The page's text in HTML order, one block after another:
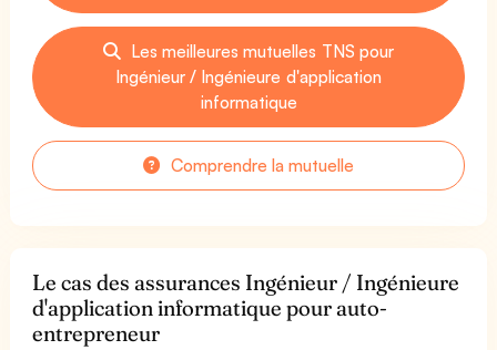
Les meilleures mutuelles TNS pour
Ingénieur / Ingénieure d'application
informatique
Comprendre la mutuelle
Le cas des assurances Ingénieur / Ingénieure
d'application informatique pour auto-
entrepreneur